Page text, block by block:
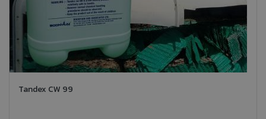
Tandex CW 99